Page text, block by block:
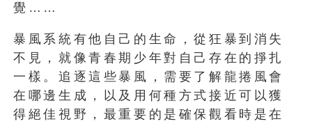
覺……
暴風系統有他自己的生命，從狂暴到消失
不見，就像青春期少年對自己存在的掙扎
一樣。追逐這些暴風，需要了解龍捲風會
在哪邊生成，以及用何種方式接近可以獲
得絕佳視野，最重要的是確保觀看時是在